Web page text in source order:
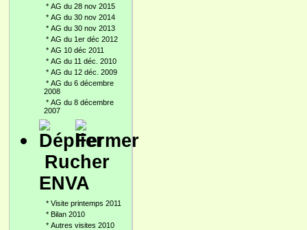
* AG du 28 nov 2015
* AG du 30 nov 2014
* AG du 30 nov 2013
* AG du 1er déc 2012
* AG 10 déc 2011
* AG du 11 déc. 2010
* AG du 12 déc. 2009
* AG du 6 décembre
2008
* AG du 8 décembre
2007
Rucher
ENVA
* Visite printemps 2011
* Bilan 2010
* Autres visites 2010